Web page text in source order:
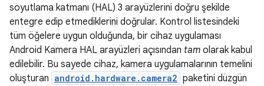
soyutlama katmanı (HAL) 3 arayüzlerini doğru şekilde
entegre edip etmediklerini doğrular. Kontrol listesindeki
tüm öğelere uygun olduğunda, bir cihaz uygulaması
Android Kamera HAL arayüzleri açısından tam olarak kabul
edilebilir. Bu sayede cihaz, kamera uygulamalarının temelini
oluşturan android.hardware.camera2 paketini düzgün